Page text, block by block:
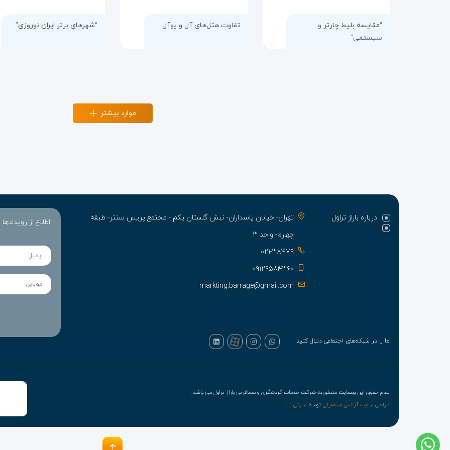
“مقایسه بلیط چارتر و
سیستمی”
تفاوت هتل‌های آل و یوآل “شهرهای برتر ایران نوروزی”
موارد بیشتر
درباره باراژ تراول
تهران- خیابان پاسداران- نبش گلستان یکم - مجتمع پریس سنتر- طبقه
چهارم- واحد ۳
۰۲۱-۳۸۴۷۹
۰۹۱۲۹۵۸۴۳۶۰
markting.barrage@gmail.com
اطلاع از
ما را در شبکه‌های اجتماعی دنبال کنید
تمام حقوق این وبسایت متعلق به شرکت خدمات گردشگری و مسافرتی باراژ تراول می باشد.
طراحی سایت آژانس مسافرتی توسط سیتی نت